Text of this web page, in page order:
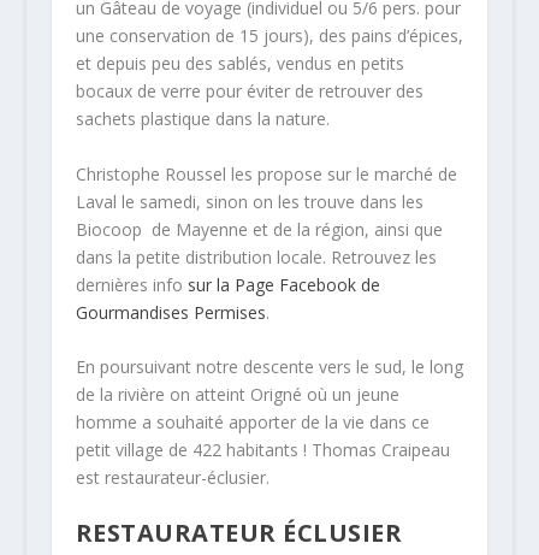
un Gâteau de voyage (individuel ou 5/6 pers. pour
une conservation de 15 jours), des pains d’épices,
et depuis peu des sablés, vendus en petits
bocaux de verre pour éviter de retrouver des
sachets plastique dans la nature.
Christophe Roussel les propose sur le marché de
Laval le samedi, sinon on les trouve dans les
Biocoop de Mayenne et de la région, ainsi que
dans la petite distribution locale. Retrouvez les
dernières info sur la Page Facebook de
Gourmandises Permises.
En poursuivant notre descente vers le sud, le long
de la rivière on atteint Origné où un jeune
homme a souhaité apporter de la vie dans ce
petit village de 422 habitants ! Thomas Craipeau
est restaurateur-éclusier.
RESTAURATEUR ÉCLUSIER